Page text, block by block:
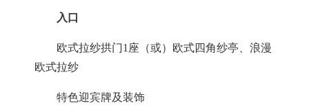
入口
欧式拉纱拱门1座（或）欧式四角纱亭、浪漫
欧式拉纱
特色迎宾牌及装饰